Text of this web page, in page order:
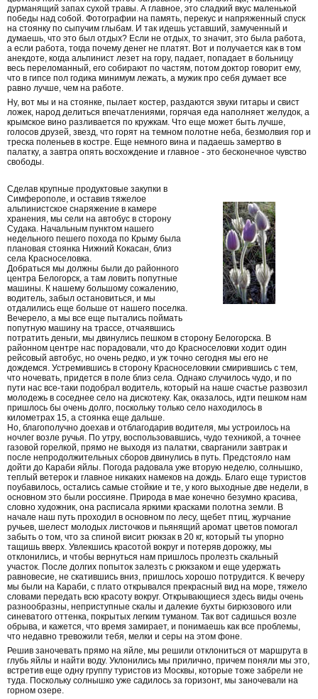
дурманящий запах сухой травы. А главное, это сладкий вкус маленькой
победы над собой. Фотографии на память, перекус и напряженный спуск
на стоянку по сыпучим глыбам. И так идешь уставший, замученный и
думаешь, что это был отдых? Если не отдых, то значит, это была работа,
а если работа, тогда почему денег не платят. Вот и получается как в том
анекдоте, когда альпинист лезет на гору, падает, попадает в больницу
весь переломанный, его собирают по частям, потом доктор говорит ему,
что в гипсе пол годика минимум лежать, а мужик про себя думает все
равно лучше, чем на работе.
Ну, вот мы и на стоянке, пылает костер, раздаются звуки гитары и свист
ложек, народ делиться впечатлениями, горячая еда наполняет желудок, а
крымское вино разливается по кружкам. Что еще может быть лучше,
голосов друзей, звезд, что горят на темном полотне неба, безмолвия гор и
треска поленьев в костре. Еще немного вина и падаешь замертво в
палатку, а завтра опять восхождение и главное - это бесконечное чувство
свободы.
Сделав крупные продуктовые закупки в
Симферополе, и оставив тяжелое
альпинистское снаряжение в камере
хранения, мы сели на автобус в сторону
Судака. Начальным пунктом нашего
недельного пешего похода по Крыму была
плановая стоянка Нижний Кокасан, близ
села Красноселовка.
Добраться мы должны были до районного
центра Белогорск, а там ловить попутные
машины. К нашему большому сожалению,
водитель, забыл остановиться, и мы
отдалились еще больше от нашего поселка.
Вечерело, а мы все еще пытались поймать
попутную машину на трассе, отчаявшись
потратить деньги, мы двинулись пешком в сторону Белогорска. В
районном центре нас порадовали, что до Красноселовки ходит один
рейсовый автобус, но очень редко, и уж точно сегодня мы его не
дождемся. Устремившись в сторону Красноселовкии смирившись с тем,
что ночевать, придется в поле близ села. Однако случилось чудо, и по
пути нас все-таки подобрал водитель, который на наше счастье развозил
молодежь в соседнее село на дискотеку. Как, оказалось, идти пешком нам
пришлось бы очень долго, поскольку только село находилось в
километрах 15, а стоянка еще дальше.
Но, благополучно доехав и отблагодарив водителя, мы устроилось на
ночлег возле ручья. По утру, воспользовавшись, чудо техникой, а точнее
газовой горелкой, прямо не выходя из палатки, сварганили завтрак и
после непродолжительных сборов двинулись в путь. Предстояло нам
дойти до Караби яйлы. Погода радовала уже вторую неделю, солнышко,
теплый ветерок и главное никаких намеков на дождь. Благо еще туристов
поубавилось, остались самые стойкие и те, у кого выходные две недели, в
основном это были россияне. Природа в мае конечно безумно красива,
словно художник, она расписала яркими красками полотна земли. В
начале наш путь проходил в основном по лесу, щебет птиц, журчание
ручьев, шелест молодых листочков и пьянящий аромат цветов помогал
забыть о том, что за спиной висит рюкзак в 20 кг, который ты упорно
тащишь вверх. Увлекшись красотой вокруг и потеряв дорожку, мы
отклонились, и чтобы вернуться нам пришлось пролезть скальный
участок. После долгих попыток залезть с рюкзаком и еще удержать
равновесие, не скатившись вниз, пришлось хорошо потрудится. К вечеру
мы были на Караби, с плато открывался прекрасный вид на море, тяжело
словами передать всю красоту вокруг. Открывающиеся здесь виды очень
разнообразны, неприступные скалы и далекие бухты бирюзового или
синеватого оттенка, покрытых легким туманом. Так вот садишься возле
обрыва, и кажется, что время замирает, и понимаешь как все проблемы,
что недавно тревожили тебя, мелки и серы на этом фоне.
Решив заночевать прямо на яйле, мы решили отклониться от маршрута в
глубь яйлы и найти воду. Уклонились мы прилично, причем поняли мы это,
встретив еще одну группу туристов из Москвы, которые тоже забрели не
туда. Поскольку солнышко уже садилось за горизонт, мы заночевали на
горном озере.